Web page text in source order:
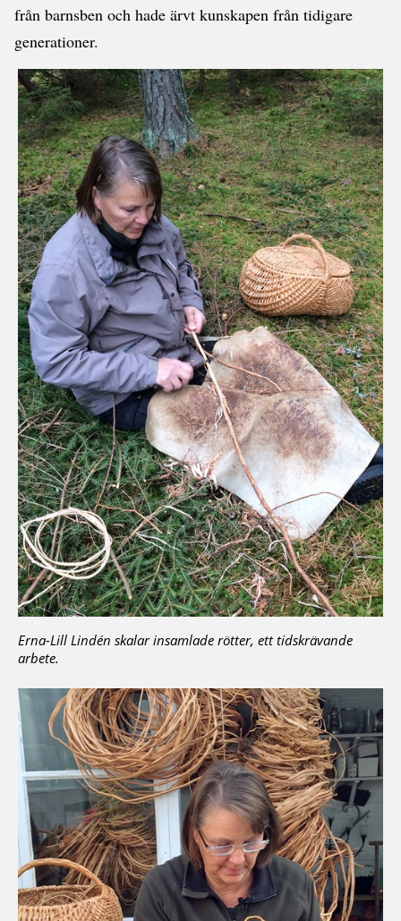
från barnsben och hade ärvt kunskapen från tidigare
generationer.
Erna-Lill Lindén skalar insamlade rötter, ett tidskrävande
arbete.